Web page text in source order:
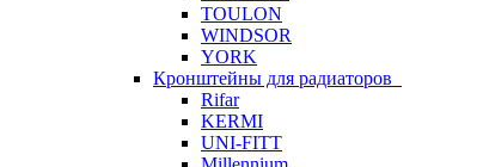
TOULON
WINDSOR
YORK
Кронштейны для радиаторов
Rifar
KERMI
UNI-FITT